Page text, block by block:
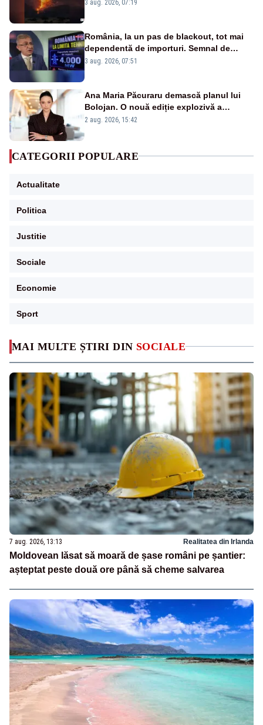
MAI MULTE ȘTIRI DIN SOCIALE
7 aug. 2026, 13:13 Realitatea din Irlanda
Moldovean lăsat să moară de șase români pe șantier:
așteptat peste două ore până să cheme salvarea
3 aug. 2026, 07:19
România, la un pas de blackout, tot mai
dependentă de importuri. Semnal de
alarmă tras de un expert în energie
3 aug. 2026, 07:51
Ana Maria Păcuraru demască planul lui
Bolojan. O nouă ediție explozivă a
emisiunii „Miza Zilei” la Realitatea PLUS
2 aug. 2026, 15:42
CATEGORII POPULARE
Actualitate
Politica
Justitie
Sociale
Economie
Sport